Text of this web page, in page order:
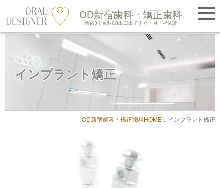
content
OD新宿歯科・矯正歯科
新宿3丁目駅C8出口出てすぐ 月・祝休診
LINE友だち追加
インプラント矯正
OD新宿歯科・矯正歯科HOME > インプラント矯正